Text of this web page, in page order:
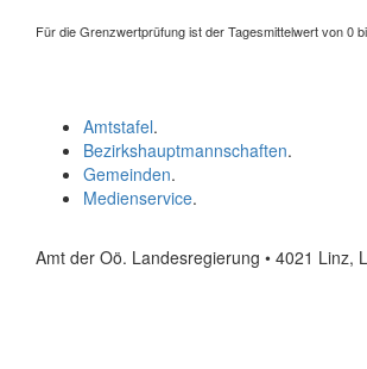
Für die Grenzwertprüfung ist der Tagesmittelwert von 0
Amtstafel.
Bezirkshauptmannschaften.
Gemeinden.
Medienservice.
Amt der Oö. Landesregierung • 4021 Linz,